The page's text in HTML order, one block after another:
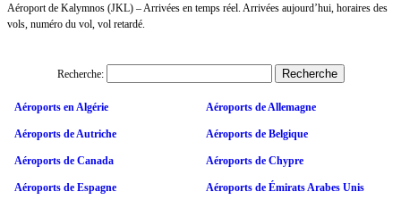
Aéroport de Kalymnos (JKL) – Arrivées en temps réel. Arrivées aujourd’hui, horaires des
vols, numéro du vol, vol retardé.
Recherche:
Aéroports en Algérie Aéroports de Allemagne
Aéroports de Autriche Aéroports de Belgique
Aéroports de Canada Aéroports de Chypre
Aéroports de Espagne Aéroports de Émirats Arabes Unis